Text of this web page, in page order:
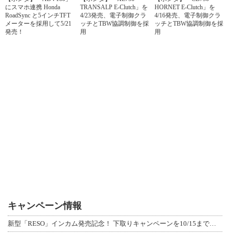
にスマホ連携 Honda
RoadSync と5インチTFT
メーターを採用して5/21
発売！
TRANSALP E-Clutch」を
4/23発売、電子制御クラ
ッチとTBW協調制御を採
用
HORNET E-Clutch」を
4/16発売、電子制御クラ
ッチとTBW協調制御を採
用
キャンペーン情報
新型「RESO」インカム発売記念！ 下取りキャンペーンを10/15まで延長して開